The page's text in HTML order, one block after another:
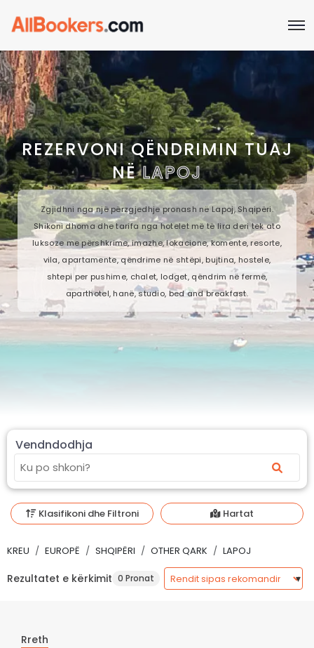
REZERVONI QËNDRIMIN TUAJ
NËLAPOJ
Zgjidhni nga një përzgjedhje pronash në Lapoj, Shqipëri.
Shikoni dhoma dhe tarifa nga hotelet më të lira deri tek ato
luksoze me përshkrime, imazhe, lokacione, komente, resorte,
vila, apartamente, qëndrime në shtëpi, bujtina, hostele,
shtepi per pushime, chalet, lodget, qëndrim në fermë,
aparthotel, hanë, studio, bed and breakfast.
Vendndodhja
Klasifikoni dhe Filtroni Hartat
KREU EUROPË SHQIPËRI OTHER QARK LAPOJ
Rezultatet e kërkimit 0 Pronat
Rreth